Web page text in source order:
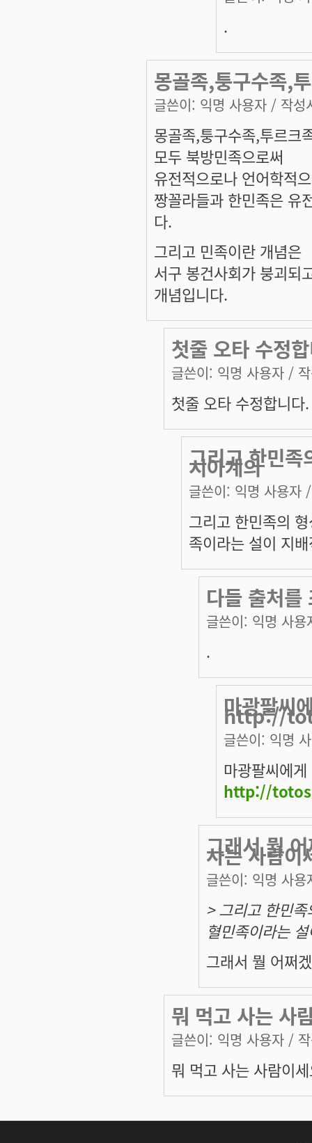
.
몽골족,퉁구수족,
글쓴이: 익명 사용자 / 작성
몽골족,퉁구수족,투르크
모두 북방민족으로써
유전적으로나 언어학적
짱꼴라들과 한민족은 유
다.
그리고 민족이란 개념은
서구 봉건사회가 붕괴되
개념입니다.
첫줄 오타 수정
글쓴이: 익명 사용자 /
첫줄 오타 수정합니
그리고 한민족
시아계의
글쓴이: 익명 사용자
그리고 한민족의
족이라는 설이 지
다들 출처를
글쓴이: 익명 사용
.
마광팔씨
http://
글쓴이: 익명
마광팔씨에
http://
그래서 뭘
사는 사람이
글쓴이: 익명 사용
> 그리고 한민
혈민족이라는
그래서 뭘 어쩌
뭐 먹고 사는 사
글쓴이: 익명 사용자 /
뭐 먹고 사는 사람이